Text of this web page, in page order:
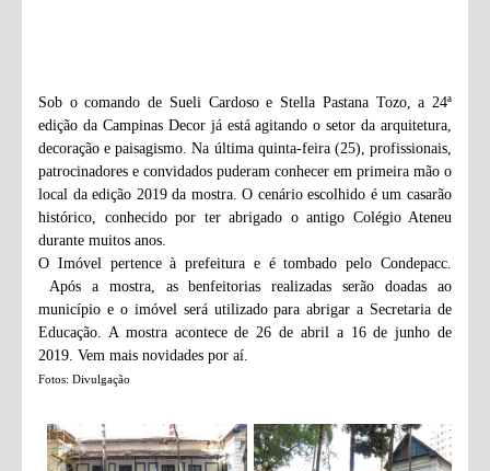
Sob o comando de Sueli Cardoso e Stella Pastana Tozo, a 24ª
edição da Campinas Decor já está agitando o setor da arquitetura,
decoração e paisagismo. Na última quinta-feira (25), profissionais,
patrocinadores e convidados puderam conhecer em primeira mão o
local da edição 2019 da mostra. O cenário escolhido é um casarão
histórico, conhecido por ter abrigado o antigo Colégio Ateneu
durante muitos anos.
O Imóvel pertence à prefeitura e é tombado pelo Condepacc.
Após a mostra, as benfeitorias realizadas serão doadas ao
município e o imóvel será utilizado para abrigar a Secretaria de
Educação. A mostra acontece de 26 de abril a 16 de junho de
2019. Vem mais novidades por aí.
Fotos: Divulgação